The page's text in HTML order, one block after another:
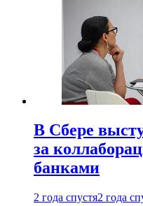
В Сбере
за
банками
2 года спустя2 года